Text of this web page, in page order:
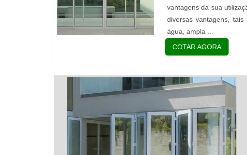
vantagens da sua
diversas vantagens,
água, ampla ...
COTAR AGORA